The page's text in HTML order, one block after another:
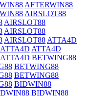
AFTERWIN88
AIRSLOT88
AIRSLOT88
AIRSLOT88
AIRSLOT88ATTA4D
ATTA4D ATTA4D
ATTA4D BETWING88
BETWING88
BETWING88
BIDWIN88
BIDWIN88